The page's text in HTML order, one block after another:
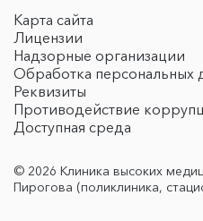
Карта сайта
Лицензии
Надзорные организации
Обработка персональных
Реквизиты
Противодействие
Доступная среда
© 2026 Клиника высоких
Пирогова (поликлиника,